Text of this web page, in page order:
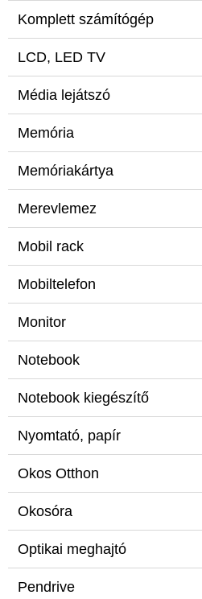
Komplett számítógép
LCD, LED TV
Média lejátszó
Memória
Memóriakártya
Merevlemez
Mobil rack
Mobiltelefon
Monitor
Notebook
Notebook kiegészítő
Nyomtató, papír
Okos Otthon
Okosóra
Optikai meghajtó
Pendrive